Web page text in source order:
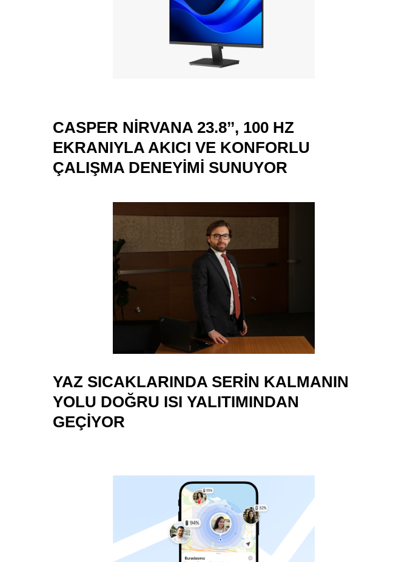
CASPER NIRVANA 23.8’’, 100 HZ
EKRANIYLA AKICI VE KONFORLU
ÇALIŞMA DENEYIMI SUNUYOR
YAZ SICAKLARINDA SERIN KALMANIN
YOLU DOĞRU ISI YALITIMINDAN
GEÇIYOR